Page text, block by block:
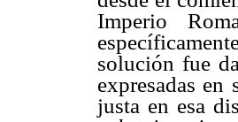
Imperio
solución fue
expresadas en
justa en esa